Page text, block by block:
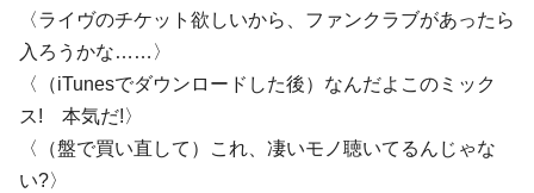
〈ライヴのチケット欲しいから、ファンクラブがあったら
入ろうかな……〉
〈（iTunesでダウンロードした後）なんだよこのミック
ス! 本気だ!〉
〈（盤で買い直して）これ、凄いモノ聴いてるんじゃな
い?〉